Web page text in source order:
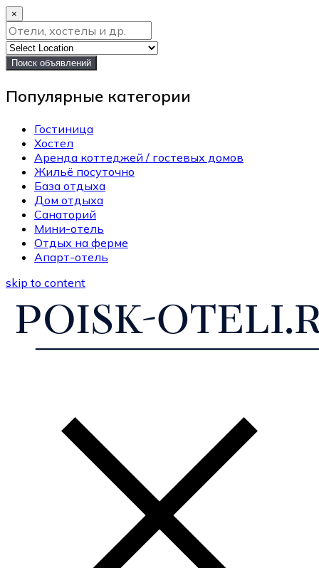
×
Поиск объявлений
Популярные категории
Гостиница
Хостел
Аренда коттеджей / гостевых домов
Жильё посуточно
База отдыха
Дом отдыха
Санаторий
Мини-отель
Отдых на ферме
Апарт-отель
skip to content